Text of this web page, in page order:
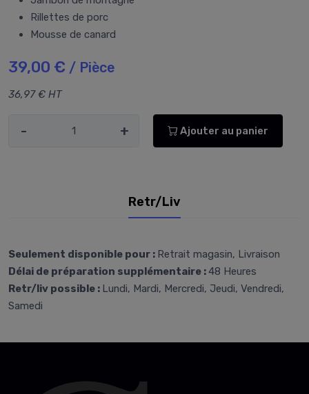
Rillettes de porc
Mousse de canard
39,00 € / Pièce
36,97 € HT
- + Ajouter au panier
Retr/Liv
Seulement disponible pour : Retrait magasin, Livraison
Délai de préparation supplémentaire :48 Heures
Retr/liv possible : Lundi, Mardi, Mercredi, Jeudi, Vendredi,
Samedi